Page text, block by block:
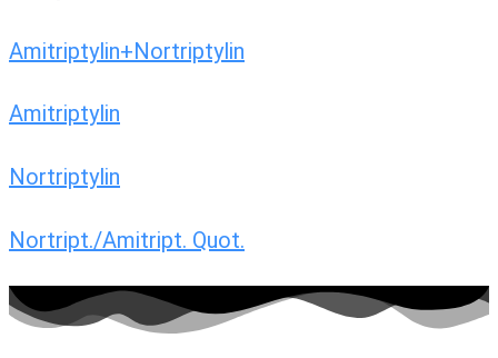
Amitriptylin+Nortriptylin
Amitriptylin
Nortriptylin
Nortript./Amitript. Quot.